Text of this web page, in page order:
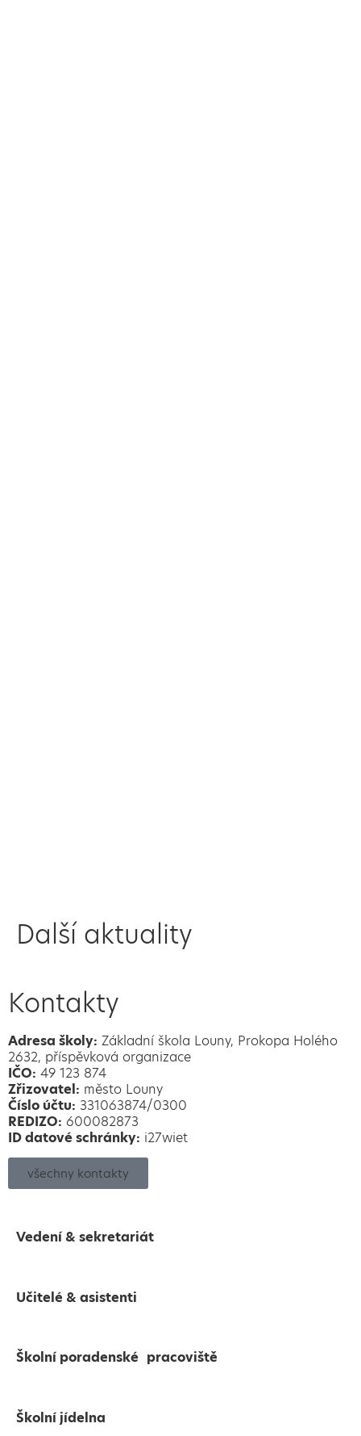
Další aktuality
Kontakty
Adresa školy: Základní škola Louny, Prokopa Holého
2632, příspěvková organizace
IČO: 49 123 874
Zřizovatel: město Louny
Číslo účtu: 331063874/0300
REDIZO: 600082873
ID datové schránky: i27wiet
všechny kontakty
Vedení & sekretariát
Učitelé & asistenti
Školní poradenské pracoviště
Školní jídelna